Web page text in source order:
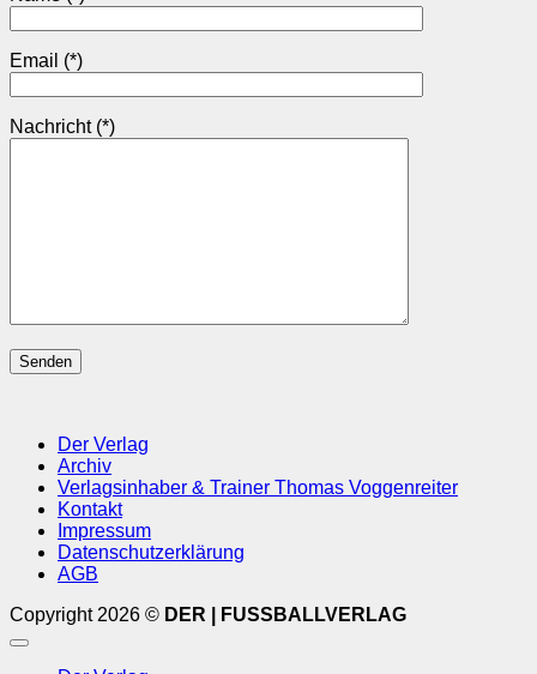
Email (*)
Nachricht (*)
Der Verlag
Archiv
Verlagsinhaber & Trainer Thomas Voggenreiter
Kontakt
Impressum
Datenschutzerklärung
AGB
Copyright 2026 © DER | FUSSBALLVERLAG